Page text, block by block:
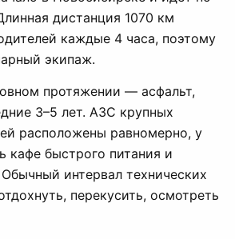
дистанция 1070 км
каждые 4 часа, поэтому
экипаж.
протяжении — асфальт,
3–5 лет. АЗС крупных
расположены равномерно, у
кафе быстрого питания и
интервал технических
перекусить, осмотреть